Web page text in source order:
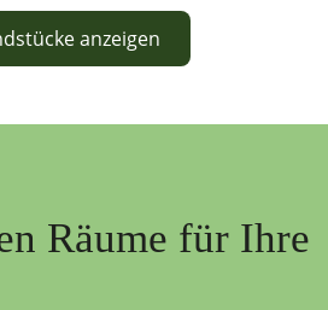
anzeigen
Räume für Ihre